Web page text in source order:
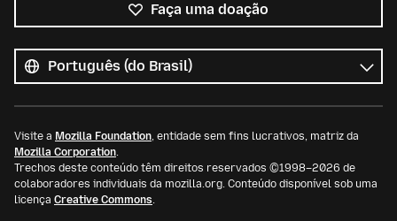
Faça uma doação
os
idiomas
Idioma
Visite a Mozilla Foundation, entidade sem fins lucrativos, matriz da
Mozilla Corporation.
Trechos deste conteúdo têm direitos reservados ©1998–2026 de
colaboradores individuais da mozilla.org. Conteúdo disponível sob uma
licença Creative Commons.